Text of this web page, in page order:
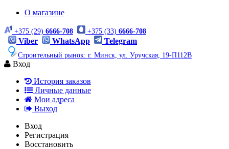
О магазине
+375 (29) 6666-708 +375 (33) 6666-708
Viber WhatsApp Telegram
Строительный рынок: г. Минск, ул. Уручская, 19-П112В
Вход
История заказов
Личные данные
Мои адреса
Выход
Вход
Регистрация
Восстановить